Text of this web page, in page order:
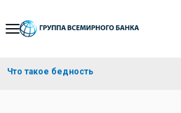
Skip
Navigation
Что такое бедность